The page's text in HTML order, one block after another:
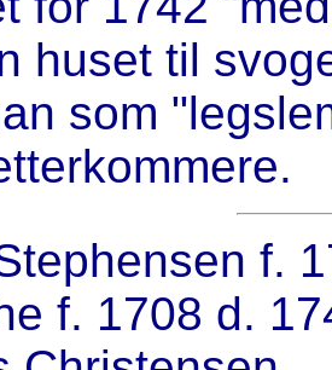
huset til
som
f.
f. 1708 d.